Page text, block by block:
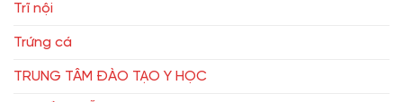
Trĩ nội
Trứng cá
TRUNG TÂM ĐÀO TẠO Y HỌC